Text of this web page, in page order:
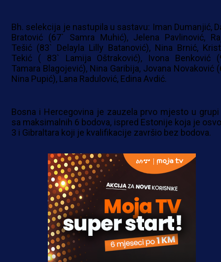
Bh. selekcija je nastupila u sastavu: Iman Dumanjić,
Bratović (67` Samra Muhić), Jelena Pavlinović,
Tešić (83` Delayla Lilly Batanović), Nina Brnić,
Tekić ( 83` Lamija Oštraković), Ivona Benković
Tamara Blagojević), Nina Garibija, Jovana Novaković
Nina Pupić), Lana Radulović, Edina Avdić.
Bosna i Hercegovina je zauzela prvo mjesto u grupi
sa maksimalnih 6 bodova, ispred Estonije koja je
3 i Gibraltara koji je kvalifikacije završio bez bodova.